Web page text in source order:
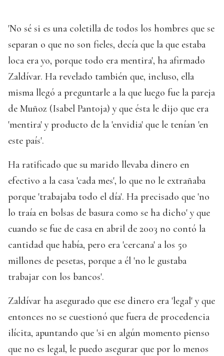
'No sé si es una coletilla de todos los hombres que se
separan o que no son fieles, decía que la que estaba
loca era yo, porque todo era mentira', ha afirmado
Zaldívar. Ha revelado también que, incluso, ella
misma llegó a preguntarle a la que luego fue la pareja
de Muñoz (Isabel Pantoja) y que ésta le dijo que era
'mentira' y producto de la 'envidia' que le tenían 'en
este país'.
Ha ratificado que su marido llevaba dinero en
efectivo a la casa 'cada mes', lo que no le extrañaba
porque 'trabajaba todo el día'. Ha precisado que 'no
lo traía en bolsas de basura como se ha dicho' y que
cuando se fue de casa en abril de 2003 no contó la
cantidad que había, pero era 'cercana' a los 50
millones de pesetas, porque a él 'no le gustaba
trabajar con los bancos'.
Zaldívar ha asegurado que ese dinero era 'legal' y que
entonces no se cuestionó que fuera de procedencia
ilícita, apuntando que 'si en algún momento pienso
que no es legal, le puedo asegurar que por lo menos